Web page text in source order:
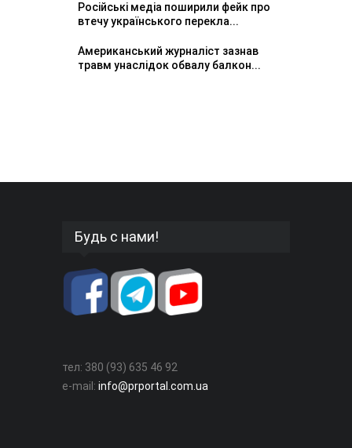
Російські медіа поширили фейк про
втечу українського перекла...
Американський журналіст зазнав
травм унаслідок обвалу балкон...
Будь с нами!
тел: 380 (93) 635 46 92
e-mail: info@prportal.com.ua